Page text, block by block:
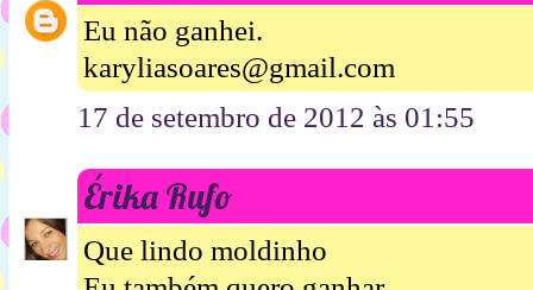
Eu não ganhei.
karyliasoares@gmail.com
17 de setembro de 2012 às 01:55
Érika Rufo
Que lindo moldinho